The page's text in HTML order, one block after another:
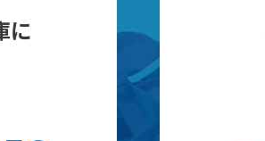
に